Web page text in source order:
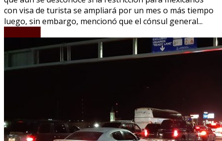
con visa de turista se ampliará por un mes o más tiempo
luego, sin embargo, mencionó que el cónsul general...